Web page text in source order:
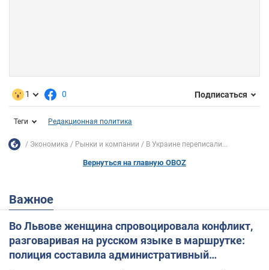
1 0 Подписаться
Теги Редакционная политика
Экономика Рынки и компании В Украине переписали...
Вернуться на главную OBOZ
Важное
Во Львове женщина спровоцировала конфликт,
разговаривая на русском языке в маршрутке:
полиция составила административный